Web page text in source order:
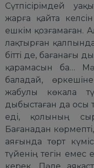
Сүтпісірімдей
жарға қайта
ешкім қозғамаған.
лақтырған
бітті де, бағанағы
қарамасын ба…
баладай,
жабулы көкала
дыбыстаған да осы
еді, қолының
Бағанадан
аяғында төрт
түйенің тегін емес